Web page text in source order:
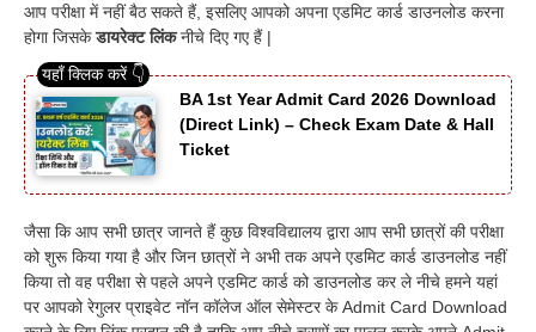
आप परीक्षा में नहीं बैठ सकते हैं, इसलिए आपको अपना एडमिट कार्ड डाउनलोड करना
होगा जिसकेडायरेक्ट लिंकनीचे दिए गए हैं |
BA 1st Year Admit Card 2026 Download
(Direct Link) – Check Exam Date & Hall
Ticket
जैसा कि आप सभी छात्र जानते हैं कुछ विश्वविद्यालय द्वारा आप सभी छात्रों की परीक्षा
को शुरू किया गया है और जिन छात्रों ने अभी तक अपने एडमिट कार्ड डाउनलोड नहीं
किया तो वह परीक्षा से पहले अपने एडमिट कार्ड को डाउनलोड कर ले नीचे हमने यहां
पर आपको रेगुलर प्राइवेट नॉन कॉलेज ऑल सेमेस्टर के Admit Card Download